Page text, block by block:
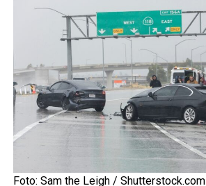
Foto: Sam the Leigh / Shutterstock.com